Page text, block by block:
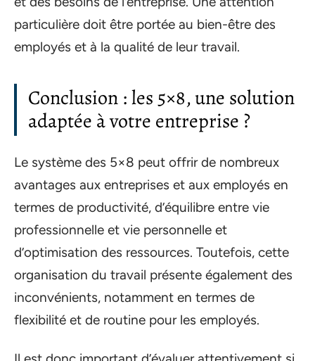
particulière doit être portée au bien-être des
employés et à la qualité de leur travail.
Conclusion : les 5×8, une solution
adaptée à votre entreprise ?
Le système des 5×8 peut offrir de nombreux
avantages aux entreprises et aux employés en
termes de productivité, d’équilibre entre vie
professionnelle et vie personnelle et
d’optimisation des ressources. Toutefois, cette
organisation du travail présente également des
inconvénients, notamment en termes de
flexibilité et de routine pour les employés.